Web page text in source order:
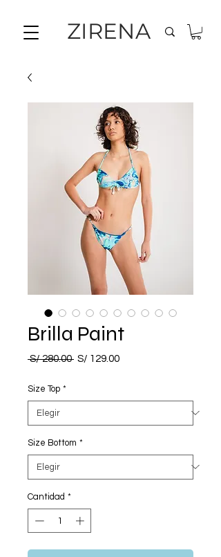
ZIRENA
Brilla Paint
S/ 280.00 Precio
S/ 129.00Precio
Size Top *
Size Bottom *
Cantidad *